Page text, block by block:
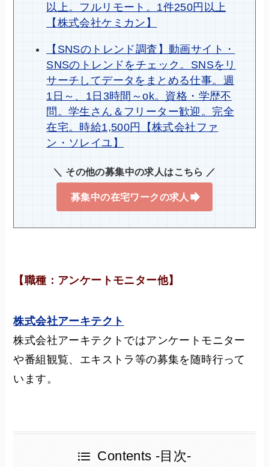
以上。フルリモート。1件250円以上
【株式会社ケミカン】
【SNSのトレンド調査】動画サイト・
SNSのトレンドをチェック。SNSをリ
サーチしてデータをまとめる仕事。週
1日～、1日3時間～ok。資格・学歴不
問。学生さん＆フリーター歓迎。完全
在宅。時給1,500円【株式会社ファ
ン・ソレイユ】
＼ その他の募集中の求人はこちら ／
募集中の在宅ワークの求人
【職種：アンケートモニター他】
株式会社アーキテクト
株式会社アーキテクトではアンケートモニター
や番組観覧、エキストラ等の募集を随時行って
います。
Contents -目次-